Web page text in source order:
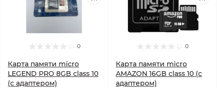
0
Карта памяти micro
LEGEND PRO 8GB class 10
(с адаптером)
0
Карта памяти micro
AMAZON 16GB class 10 (c
адаптером)